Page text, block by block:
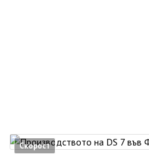
Скорост